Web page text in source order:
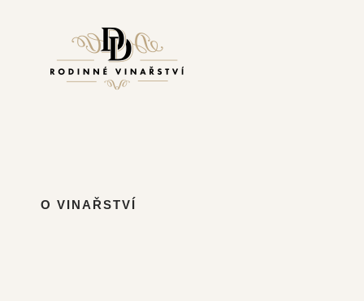
O VINAŘSTVÍ